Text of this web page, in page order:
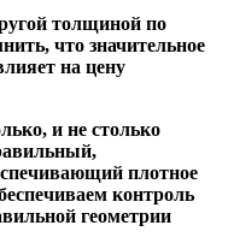
толщиной по
что значительное
на цену
и не столько
плотное
контроль
геометрии